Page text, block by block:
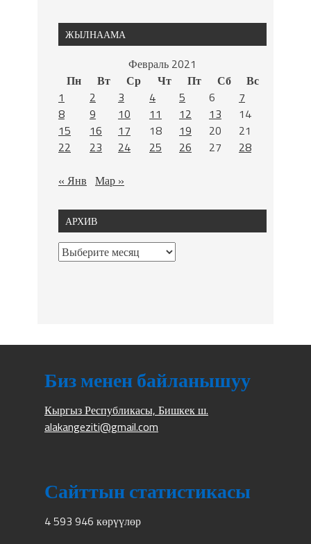
ЖЫЛНААМА
Февраль 2021
Пн
Вт Ср Чт Пт Сб
Вс
1
2 3 4 5 6
7
8
9 10 11 12 13
14
15
16 17 18 19 20
21
22
23 24 25 26 27
28
« Янв Мар »
АРХИВ
Биз менен байланышуу
Кыргыз Республикасы, Бишкек ш.
alakangeziti@gmail.com
Сайттын статистикасы
4 593 946 көрүүлөр